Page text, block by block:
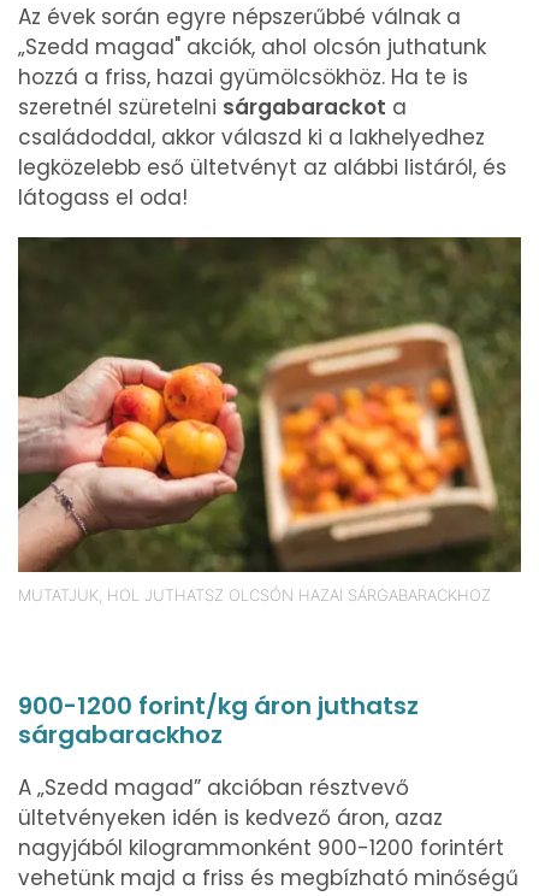
Az évek során egyre népszerűbbé válnak a
„Szedd magad" akciók, ahol olcsón juthatunk
hozzá a friss, hazai gyümölcsökhöz. Ha te is
szeretnél szüretelni sárgabarackot a
családoddal, akkor válaszd ki a lakhelyedhez
legközelebb eső ültetvényt az alábbi listáról, és
látogass el oda!
MUTATJUK, HOL JUTHATSZ OLCSÓN HAZAI SÁRGABARACKHOZ
900-1200 forint/kg áron juthatsz
sárgabarackhoz
A „Szedd magad” akcióban résztvevő
ültetvényeken idén is kedvező áron, azaz
nagyjából kilogrammonként 900-1200 forintért
vehetünk majd a friss és megbízható minőségű